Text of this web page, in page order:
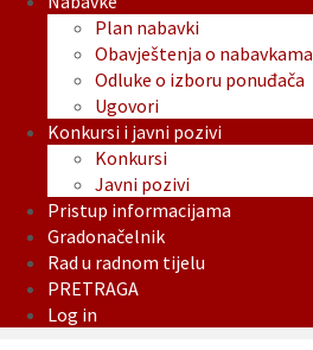
Plan nabavki
Obavještenja o nabavkama
Odluke o izboru ponuđača
Ugovori
Konkursi i javni pozivi
Konkursi
Javni pozivi
Pristup informacijama
Gradonačelnik
Rad u radnom tijelu
PRETRAGA
Log in